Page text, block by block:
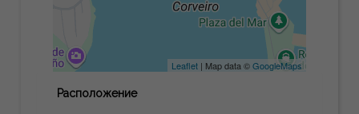
Leaflet| Map data ©GoogleMaps
Расположение